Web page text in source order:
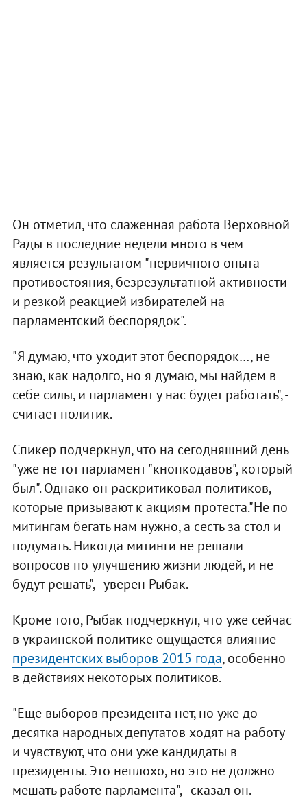
Он отметил, что слаженная работа Верховной
Рады в последние недели много в чем
является результатом "первичного опыта
противостояния, безрезультатной активности
и резкой реакцией избирателей на
парламентский беспорядок".
"Я думаю, что уходит этот беспорядок…, не
знаю, как надолго, но я думаю, мы найдем в
себе силы, и парламент у нас будет работать", -
считает политик.
Спикер подчеркнул, что на сегодняшний день
"уже не тот парламент "кнопкодавов", который
был". Однако он раскритиковал политиков,
которые призывают к акциям протеста."Не по
митингам бегать нам нужно, а сесть за стол и
подумать. Никогда митинги не решали
вопросов по улучшению жизни людей, и не
будут решать", - уверен Рыбак.
Кроме того, Рыбак подчеркнул, что уже сейчас
в украинской политике ощущается влияние
президентских выборов 2015 года, особенно
в действиях некоторых политиков.
"Еще выборов президента нет, но уже до
десятка народных депутатов ходят на работу
и чувствуют, что они уже кандидаты в
президенты. Это неплохо, но это не должно
мешать работе парламента", - сказал он.